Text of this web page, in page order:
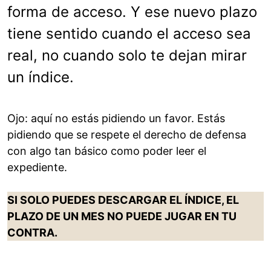
forma de acceso. Y ese nuevo plazo
tiene sentido cuando el acceso sea
real, no cuando solo te dejan mirar
un índice.
Ojo: aquí no estás pidiendo un favor. Estás
pidiendo que se respete el derecho de defensa
con algo tan básico como poder leer el
expediente.
SI SOLO PUEDES DESCARGAR EL ÍNDICE, EL
PLAZO DE UN MES NO PUEDE JUGAR EN TU
CONTRA.